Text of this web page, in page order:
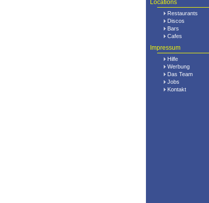
Locations
Restaurants
Discos
Bars
Cafes
Impressum
Hilfe
Werbung
Das Team
Jobs
Kontakt